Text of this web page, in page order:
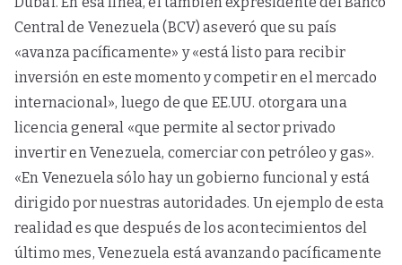
Central de Venezuela (BCV) aseveró que su país
«avanza pacíficamente» y «está listo para recibir
inversión en este momento y competir en el mercado
internacional», luego de que EE.UU. otorgara una
licencia general «que permite al sector privado
invertir en Venezuela, comerciar con petróleo y gas».
«En Venezuela sólo hay un gobierno funcional y está
dirigido por nuestras autoridades. Un ejemplo de esta
realidad es que después de los acontecimientos del
último mes, Venezuela está avanzando pacíficamente